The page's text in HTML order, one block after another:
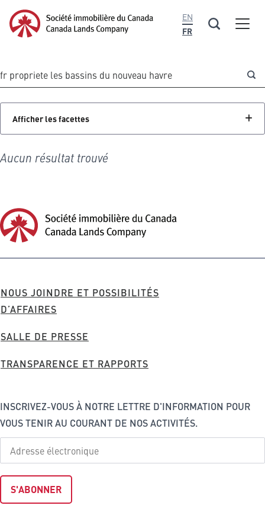
contenu
principal
Société immobilière du Canada Homepage
Société
Canada
EN
FR
Menu
Keywords
Afficher les facettes
Aucun résultat trouvé
Société immobilière du Canada Homepage
Société
FOOTER
MENU
NOUS JOINDRE ET POSSIBILITÉS
D’AFFAIRES
SALLE DE PRESSE
TRANSPARENCE ET RAPPORTS
INSCRIVEZ-VOUS À NOTRE LETTRE D'INFORMATION POUR
VOUS TENIR AU COURANT DE NOS ACTIVITÉS.